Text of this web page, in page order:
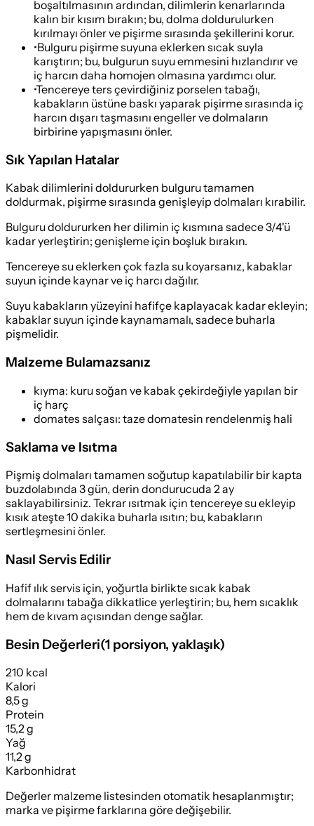
boşaltılmasının ardından, dilimlerin kenarlarında
kalın bir kısım bırakın; bu, dolma doldurulurken
kırılmayı önler ve pişirme sırasında şekillerini korur.
•Bulguru pişirme suyuna eklerken sıcak suyla
karıştırın; bu, bulgurun suyu emmesini hızlandırır ve
iç harcın daha homojen olmasına yardımcı olur.
•Tencereye ters çevirdiğiniz porselen tabağı,
kabakların üstüne baskı yaparak pişirme sırasında iç
harcın dışarı taşmasını engeller ve dolmaların
birbirine yapışmasını önler.
Sık Yapılan Hatalar
Kabak dilimlerini doldururken bulguru tamamen
doldurmak, pişirme sırasında genişleyip dolmaları kırabilir.
Bulguru doldururken her dilimin iç kısmına sadece 3/4'ü
kadar yerleştirin; genişleme için boşluk bırakın.
Tencereye su eklerken çok fazla su koyarsanız, kabaklar
suyun içinde kaynar ve iç harcı dağılır.
Suyu kabakların yüzeyini hafifçe kaplayacak kadar ekleyin;
kabaklar suyun içinde kaynamamalı, sadece buharla
pişmelidir.
Malzeme Bulamazsanız
kıyma: kuru soğan ve kabak çekirdeğiyle yapılan bir
iç harç
domates salçası: taze domatesin rendelenmiş hali
Saklama ve Isıtma
Pişmiş dolmaları tamamen soğutup kapatılabilir bir kapta
buzdolabında 3 gün, derin dondurucuda 2 ay
saklayabilirsiniz. Tekrar ısıtmak için tencereye su ekleyip
kısık ateşte 10 dakika buharla ısıtın; bu, kabakların
sertleşmesini önler.
Nasıl Servis Edilir
Hafif ılık servis için, yoğurtla birlikte sıcak kabak
dolmalarını tabağa dikkatlice yerleştirin; bu, hem sıcaklık
hem de kıvam açısından denge sağlar.
Besin Değerleri(1 porsiyon, yaklaşık)
210 kcal
Kalori
8,5 g
Protein
15,2 g
Yağ
11,2 g
Karbonhidrat
Değerler malzeme listesinden otomatik hesaplanmıştır;
marka ve pişirme farklarına göre değişebilir.